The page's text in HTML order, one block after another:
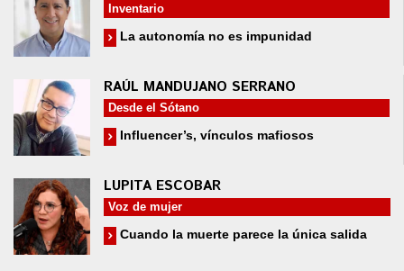
Inventario
La autonomía no es impunidad
RAÚL MANDUJANO SERRANO
Desde el Sótano
Influencer’s, vínculos mafiosos
LUPITA ESCOBAR
Voz de mujer
Cuando la muerte parece la única salida